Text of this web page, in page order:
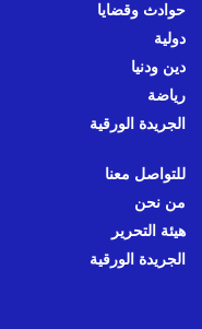
حوادث وقضايا
دولية
دين ودنيا
رياضة
الجريدة الورقية
للتواصل معنا
من نحن
هيئة التحرير
الجريدة الورقية